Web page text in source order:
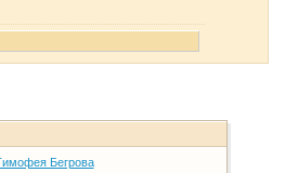
Бегрова